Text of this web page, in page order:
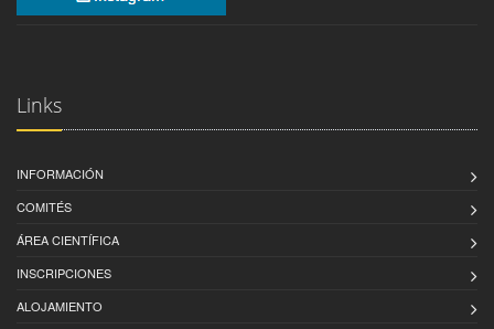
Links
INFORMACIÓN
COMITÉS
ÁREA CIENTÍFICA
INSCRIPCIONES
ALOJAMIENTO